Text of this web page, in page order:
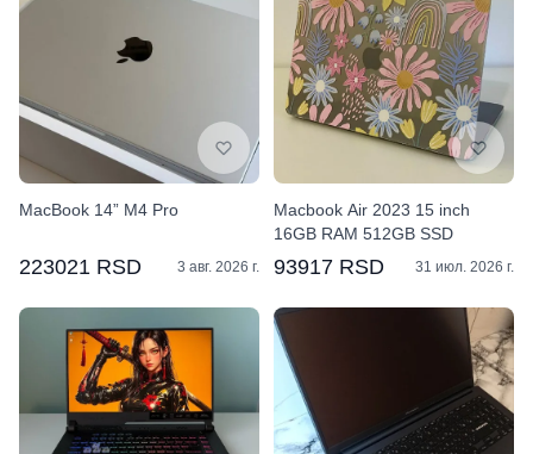
MacBook 14” M4 Pro
223021 RSD 3 авг. 2026 г.
Macbook Air 2023 15 inch
16GB RAM 512GB SSD
93917 RSD 31 июл. 2026 г.